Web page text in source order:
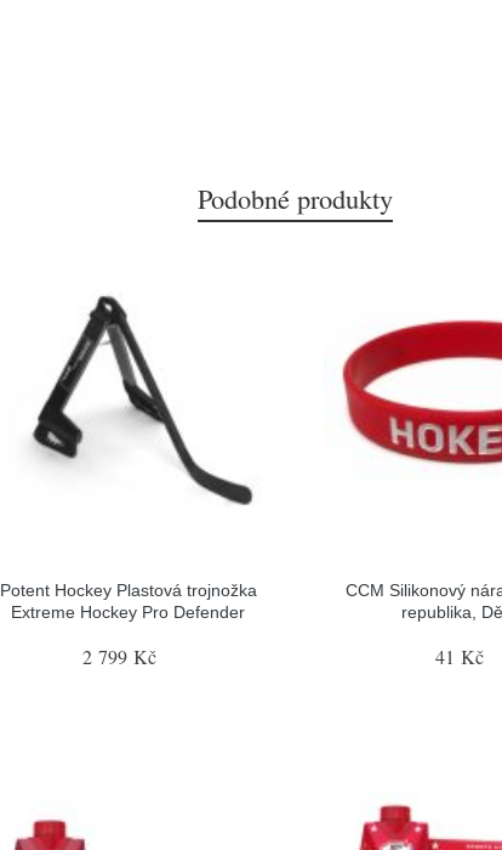
Podobné produkty
Potent Hockey Plastová trojnožka
Extreme Hockey Pro Defender
2 799 Kč
CCM Silikonový
republika,
41 Kč